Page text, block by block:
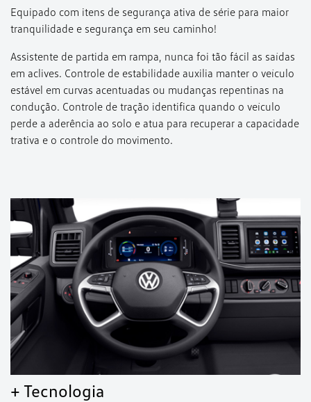
Equipado com itens de segurança ativa de série para maior
tranquilidade e segurança em seu caminho!
Assistente de partida em rampa, nunca foi tão fácil as saídas
em aclives. Controle de estabilidade auxilia manter o veículo
estável em curvas acentuadas ou mudanças repentinas na
condução. Controle de tração identifica quando o veículo
perde a aderência ao solo e atua para recuperar a capacidade
trativa e o controle do movimento.
+ Tecnologia